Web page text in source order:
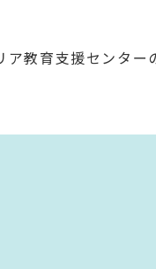
ア教育支援センター